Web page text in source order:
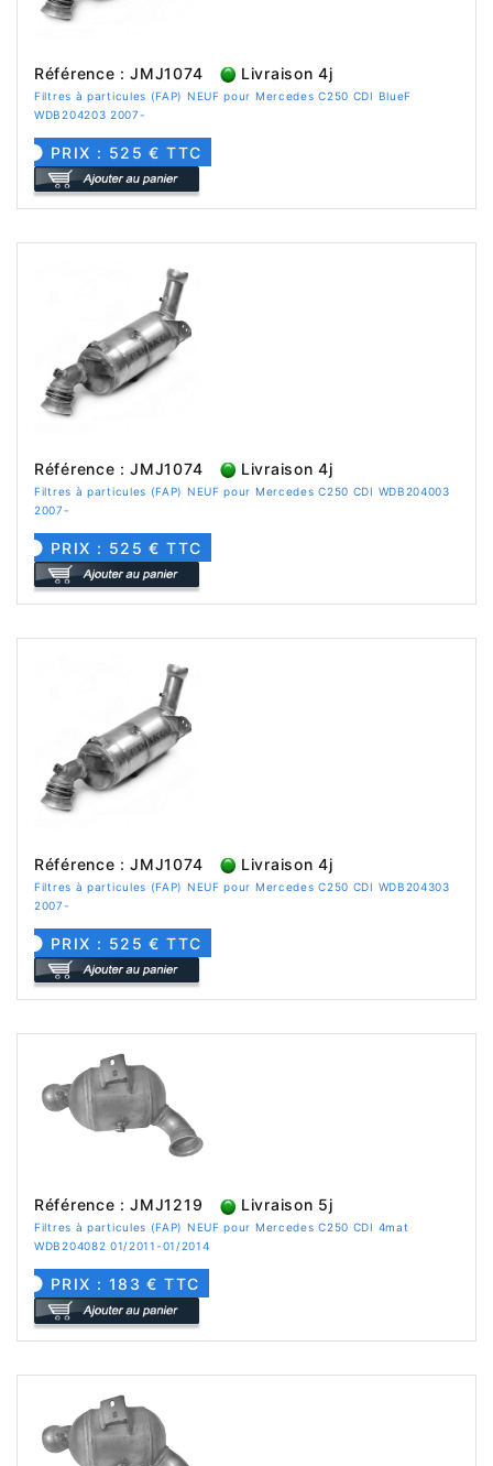
Référence : JMJ1074 Livraison 4j
Filtres à particules (FAP) NEUF pour Mercedes C250 CDI BlueF
WDB204203 2007-
PRIX : 525 € TTC
Référence : JMJ1074 Livraison 4j
Filtres à particules (FAP) NEUF pour Mercedes C250 CDI WDB204003
2007-
PRIX : 525 € TTC
Référence : JMJ1074 Livraison 4j
Filtres à particules (FAP) NEUF pour Mercedes C250 CDI WDB204303
2007-
PRIX : 525 € TTC
Référence : JMJ1219 Livraison 5j
Filtres à particules (FAP) NEUF pour Mercedes C250 CDI 4mat
WDB204082 01/2011-01/2014
PRIX : 183 € TTC